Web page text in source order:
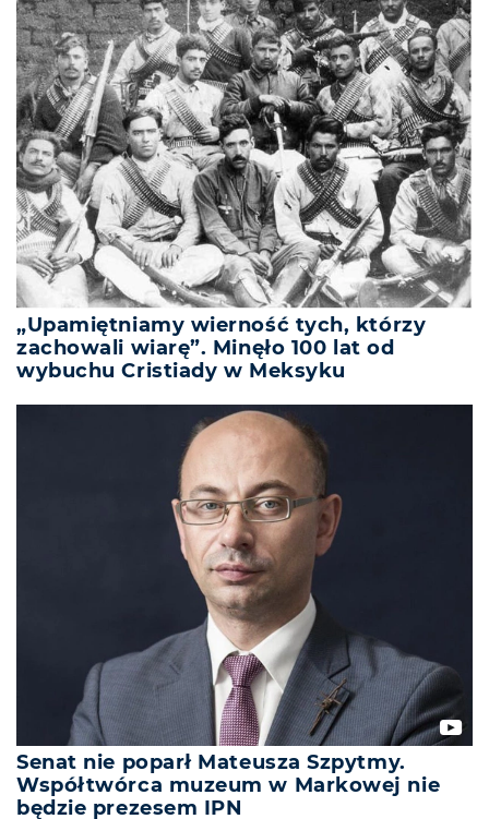
„Upamiętniamy wierność tych, którzy
zachowali wiarę”. Minęło 100 lat od
wybuchu Cristiady w Meksyku
Senat nie poparł Mateusza Szpytmy.
Współtwórca muzeum w Markowej nie
będzie prezesem IPN